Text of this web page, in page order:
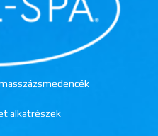
alkatrészek